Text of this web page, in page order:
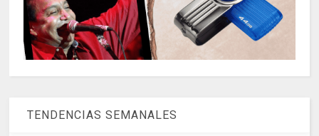
TENDENCIAS SEMANALES